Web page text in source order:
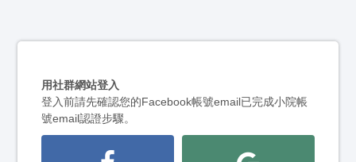
用社群網站登入
登入前請先確認您的Facebook帳號email已完成小院帳
號email認證步驟。